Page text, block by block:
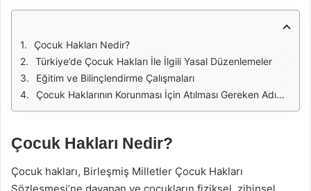
Çocuk Hakları Nedir?
Türkiye’de Çocuk Hakları İle İlgili Yasal Düzenlemeler
Eğitim ve Bilinçlendirme Çalışmaları
Çocuk Haklarının Korunması İçin Atılması Gereken Adımlar
Çocuk Hakları Nedir?
Çocuk hakları, Birleşmiş Milletler Çocuk Hakları
Sözleşmesi’ne dayanan ve çocukların fiziksel, zihinsel,